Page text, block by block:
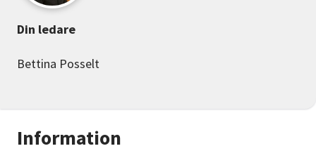
Information
Din ledare
Bettina Posselt